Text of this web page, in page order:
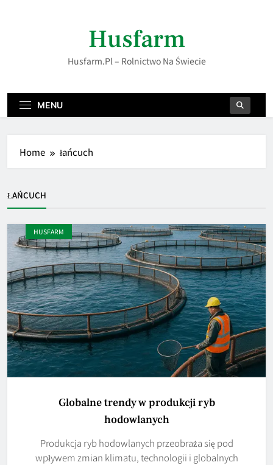
Husfarm
Husfarm.pl – Rolnictwo Na Świecie
MENU
Home łańcuch
ŁAŃCUCH
HUSFARM
Globalne trendy w produkcji ryb
hodowlanych
Produkcja ryb hodowlanych przeobraża się pod
wpływem zmian klimatu, technologii i globalnych